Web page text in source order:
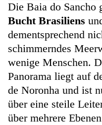
Die Baia do Sancho
Bucht Brasiliens
dementsprechend
schimmerndes
wenige Menschen.
Panorama liegt auf
de Noronha und ist
über eine steile
über mehrere